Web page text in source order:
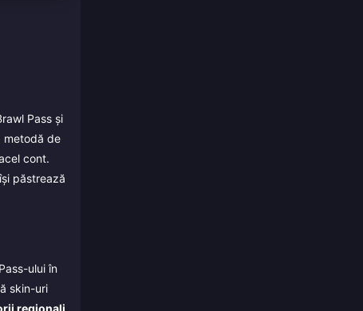
Pass și
metodă de
cont.
păstrează
ului în
skin-uri
regionali